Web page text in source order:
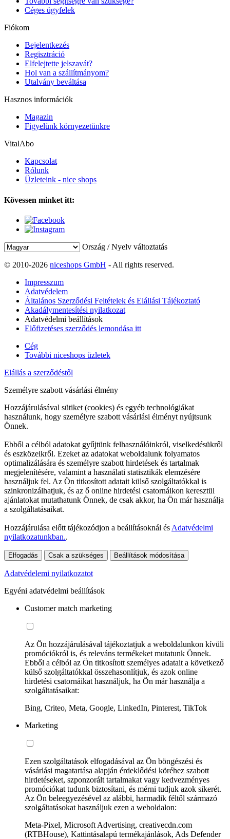
Céges ügyfelek
Fiókom
Bejelentkezés
Regisztráció
Elfelejtette jelszavát?
Hol van a szállítmányom?
Utalvány beváltása
Hasznos információk
Magazin
Figyelünk környezetünkre
VitalAbo
Kapcsolat
Rólunk
Üzleteink - nice shops
Kövessen minket itt:
Ország / Nyelv változtatás
© 2010-2026 niceshops GmbH - All rights reserved.
Impresszum
Adatvédelem
Általános Szerződési Feltételek és Elállási Tájékoztató
Akadálymentesítési nyilatkozat
Adatvédelmi beállítások
Előfizetéses szerződés lemondása itt
Cég
További niceshops üzletek
Elállás a szerződéstől
Személyre szabott vásárlási élmény
Hozzájárulásával sütiket (cookies) és egyéb technológiákat
használunk, hogy személyre szabott vásárlási élményt nyújtsunk
Önnek.
Ebből a célból adatokat gyűjtünk felhasználóinkról, viselkedésükről
és eszközeikről. Ezeket az adatokat weboldalunk folyamatos
optimalizálására és személyre szabott hirdetések és tartalmak
megjelenítésére, valamint a használati statisztikák elemzésére
használjuk fel. Az Ön titkosított adatait külső szolgáltatókkal is
szinkronizálhatjuk, és az ő online hirdetési csatornáikon keresztül
ajánlatokat mutathatunk Önnek, de csak akkor, ha Ön már használja
a szolgáltatásaikat.
Hozzájárulása előtt tájékozódjon a beállításoknál és Adatvédelmi
nyilatkozatunkban..
Elfogadás Csak a szükséges Beállítások módosítása
Adatvédelemi nyilatkozatot
Egyéni adatvédelmi beállítások
Customer match marketing
Az Ön hozzájárulásával tájékoztatjuk a weboldalunkon kívüli
promóciókról is, és releváns termékeket mutatunk Önnek.
Ebből a célból az Ön titkosított személyes adatait a következő
külső szolgáltatókkal összehasonlítjuk, és azok online
hirdetési csatornáikat használjuk, ha Ön már használja a
szolgáltatásaikat:
Bing, Criteo, Meta, Google, LinkedIn, Pinterest, TikTok
Marketing
Ezen szolgáltatások elfogadásával az Ön böngészési és
vásárlási magatartása alapján érdeklődési köréhez szabott
hirdetéseket, szponzorált tartalmakat vagy kedvezményes
promóciókat tudunk biztosítani, és mérni tudjuk azok sikerét.
Az Ön beleegyezésével az alábbi, harmadik féltől származó
szolgáltatásokat használjuk ezen a weboldalon:
Meta-Pixel, Microsoft Advertising, creativecdn.com
(RTBHouse), Kattintásalapú termékajánlások, Ads Defender